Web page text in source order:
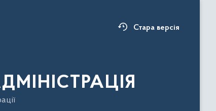
Стара версія